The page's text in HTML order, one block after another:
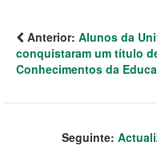
Anterior: Alunos da
conquistaram um título
Conhecimentos da
Seguinte: